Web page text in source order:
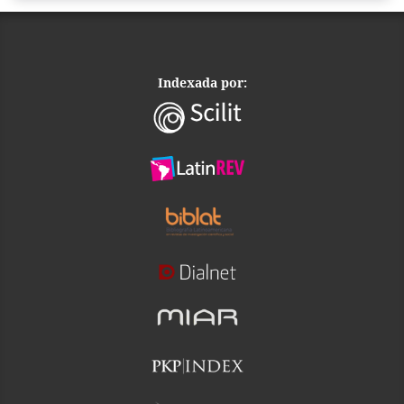
Indexada por: